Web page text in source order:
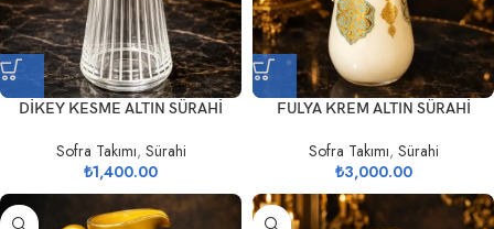
DİKEY KESME ALTIN SÜRAHİ
Sofra Takımı, Sürahi
₺1,400.00
FULYA KREM ALTIN SÜRAHİ
Sofra Takımı, Sürahi
₺3,000.00